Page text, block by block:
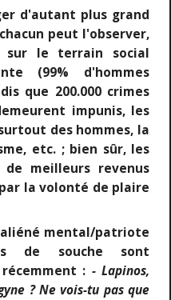
d'autant plus grand
peut l'observer,
sur le terrain social
(99% d'hommes
que 200.000 crimes
impunis, les
des hommes, la
etc. ; bien sûr, les
meilleurs revenus
la volonté de plaire
aliéné mental/patriote
de souche sont
: - Lapinos,
? Ne vois-tu pas que